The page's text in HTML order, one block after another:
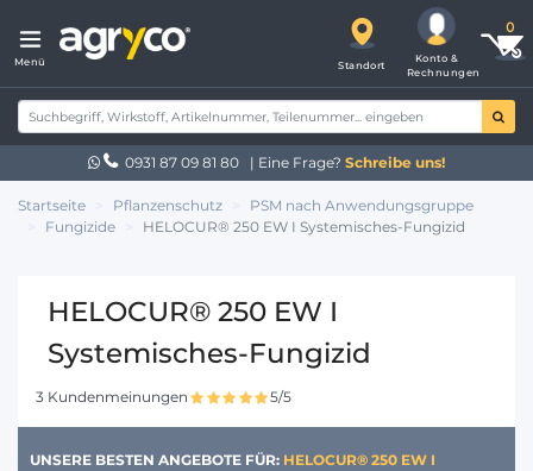
Menü Standort
Konto &
Rechnungen
0931 87 09 81 80 | Eine Frage? Schreibe uns!
Startseite Pflanzenschutz
PSM nach Anwendungsgruppe
Fungizide
HELOCUR® 250 EW I Systemisches-Fungizid
HELOCUR® 250 EW I
Systemisches-Fungizid
3 Kundenmeinungen 5/5
UNSERE BESTEN ANGEBOTE FÜR: HELOCUR® 250 EW I